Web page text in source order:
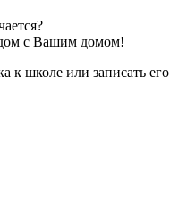
с Вашим домом!
к школе или записать его